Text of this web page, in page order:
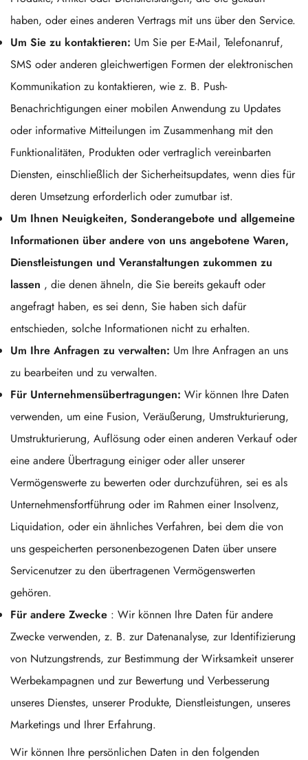
haben, oder eines anderen Vertrags mit uns über den Service.
Um Sie zu kontaktieren: Um Sie per E-Mail, Telefonanruf,
SMS oder anderen gleichwertigen Formen der elektronischen
Kommunikation zu kontaktieren, wie z. B. Push-
Benachrichtigungen einer mobilen Anwendung zu Updates
oder informative Mitteilungen im Zusammenhang mit den
Funktionalitäten, Produkten oder vertraglich vereinbarten
Diensten, einschließlich der Sicherheitsupdates, wenn dies für
deren Umsetzung erforderlich oder zumutbar ist.
Um Ihnen Neuigkeiten, Sonderangebote und allgemeine
Informationen über andere von uns angebotene Waren,
Dienstleistungen und Veranstaltungen zukommen zu
lassen , die denen ähneln, die Sie bereits gekauft oder
angefragt haben, es sei denn, Sie haben sich dafür
entschieden, solche Informationen nicht zu erhalten.
Um Ihre Anfragen zu verwalten: Um Ihre Anfragen an uns
zu bearbeiten und zu verwalten.
Für Unternehmensübertragungen: Wir können Ihre Daten
verwenden, um eine Fusion, Veräußerung, Umstrukturierung,
Umstrukturierung, Auflösung oder einen anderen Verkauf oder
eine andere Übertragung einiger oder aller unserer
Vermögenswerte zu bewerten oder durchzuführen, sei es als
Unternehmensfortführung oder im Rahmen einer Insolvenz,
Liquidation, oder ein ähnliches Verfahren, bei dem die von
uns gespeicherten personenbezogenen Daten über unsere
Servicenutzer zu den übertragenen Vermögenswerten
gehören.
Für andere Zwecke : Wir können Ihre Daten für andere
Zwecke verwenden, z. B. zur Datenanalyse, zur Identifizierung
von Nutzungstrends, zur Bestimmung der Wirksamkeit unserer
Werbekampagnen und zur Bewertung und Verbesserung
unseres Dienstes, unserer Produkte, Dienstleistungen, unseres
Marketings und Ihrer Erfahrung.
Wir können Ihre persönlichen Daten in den folgenden
Confirm your age
Are you 18 years old or older?
No, I'm not Yes, I am